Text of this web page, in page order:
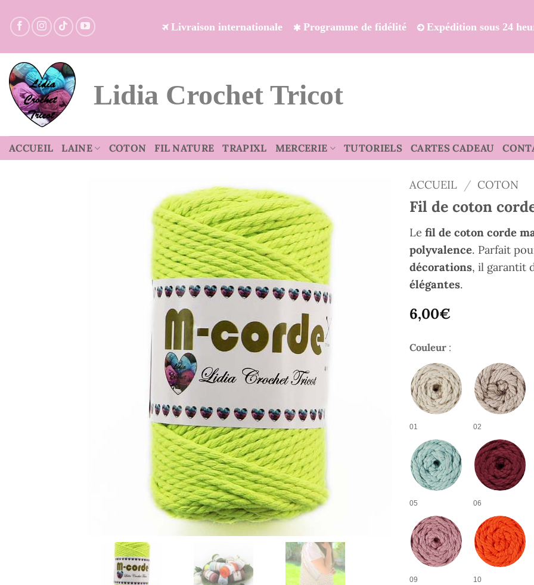
au
Livraison internationale Programme de fidélité Expédition sous 24
Lidia Crochet Tricot
ACCUEIL LAINE COTON FIL NATURE TRAPIXL MERCERIE TUTORIELS CARTES CADEAU
ACCUEIL / COTON
Fil de coton
Le fil de coton corde
polyvalence. Parfait
décorations, il garantit
élégantes.
6,00€
Couleur :
01 02
05 06
09 10